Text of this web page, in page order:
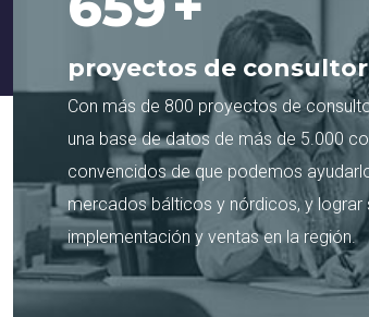
proyectos de
Con más de 800 proyectos de
una base de datos de más de 5.000
convencidos de que podemos
mercados bálticos y nórdicos, y lograr
implementación y ventas en la región.